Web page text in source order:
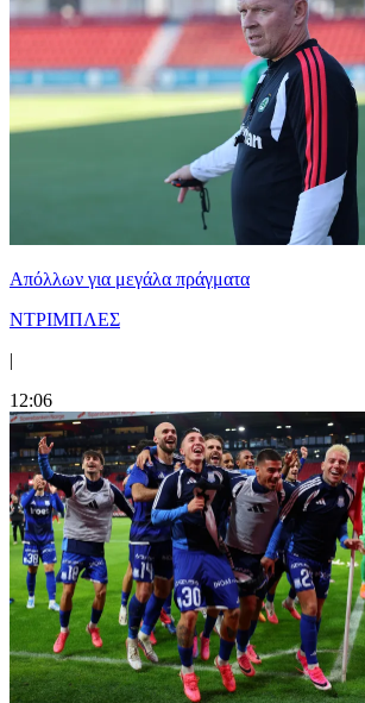
Απόλλων για μεγάλα πράγματα
ΝΤΡΙΜΠΛΕΣ
|
12:06